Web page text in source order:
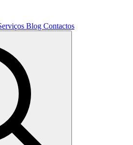
Blog Contactos